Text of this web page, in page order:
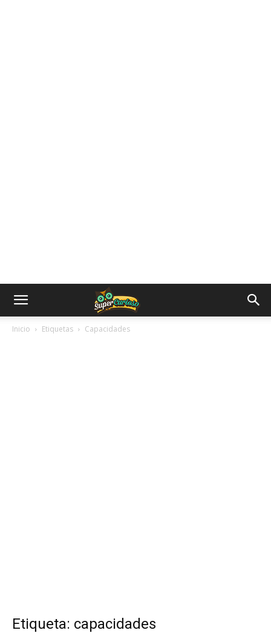
Inicio Etiquetas Capacidades
Etiqueta: capacidades